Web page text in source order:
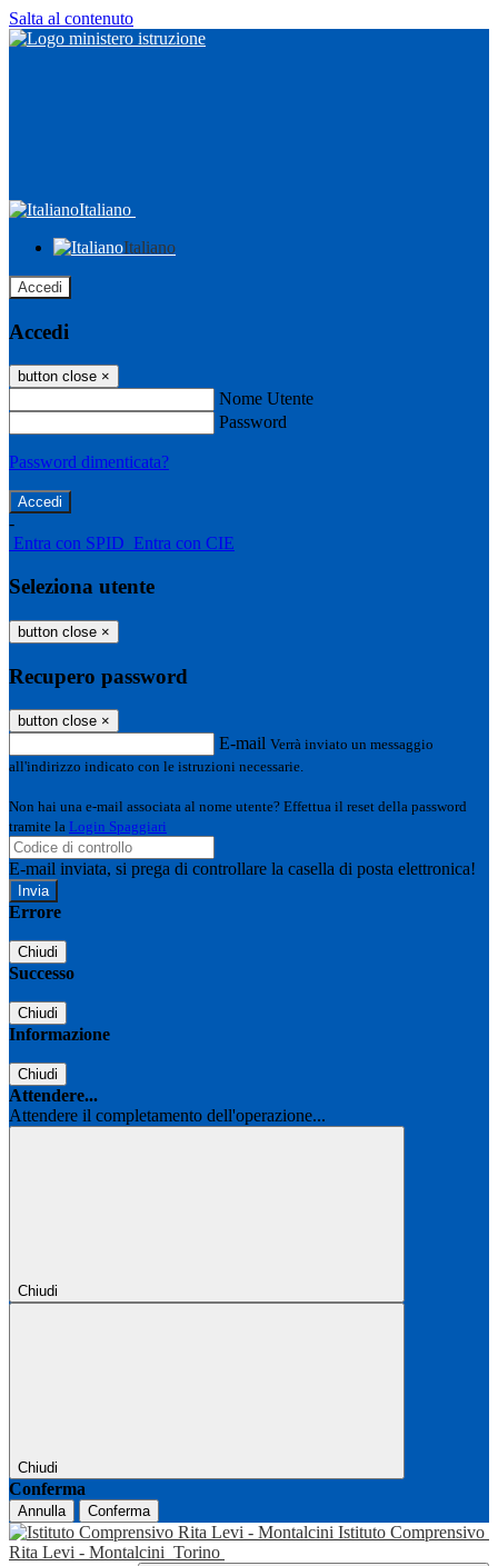
Salta al contenuto
Italiano
Italiano
Accedi
Accedi
button close ×
Nome Utente
Password
Password dimenticata?
-
Entra con SPID Entra con CIE
Seleziona utente
button close ×
Recupero password
button close ×
E-mail Verrà inviato un messaggio
all'indirizzo indicato con le istruzioni necessarie.
Non hai una e-mail associata al nome utente? Effettua il reset della password
tramite la Login Spaggiari
E-mail inviata, si prega di controllare la casella di posta elettronica!
Errore
Chiudi
Successo
Chiudi
Informazione
Chiudi
Attendere...
Attendere il completamento dell'operazione...
Chiudi
Chiudi
Conferma
Annulla Conferma
Istituto Comprensivo
Rita Levi - Montalcini Torino